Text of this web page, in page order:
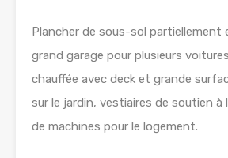
Plancher de sous-sol partiellement
grand garage pour plusieurs
chauffée avec deck et grande
sur le jardin, vestiaires de soutien à
de machines pour le logement.